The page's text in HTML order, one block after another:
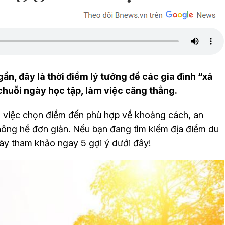
đây là thời điểm lý tưởng để các gia đình “xả
ngày học tập, làm việc căng thẳng.
chọn điểm đến phù hợp về khoảng cách, an
hề đơn giản. Nếu bạn đang tìm kiếm địa điểm du
tham khảo ngay 5 gợi ý dưới đây!